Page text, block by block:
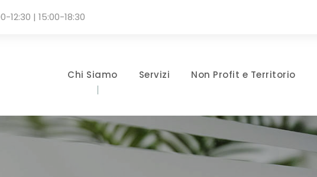
12:30 | 15:00-18:30
Chi Siamo Servizi Non Profit e Territorio